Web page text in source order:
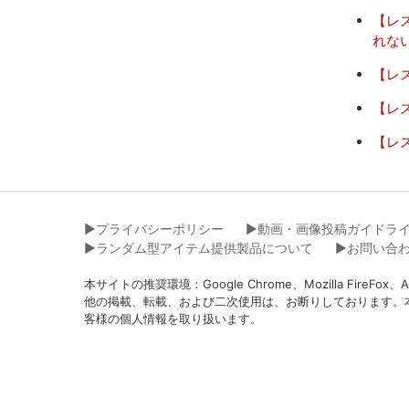
【
れな
【
【
【
▶︎プライバシーポリシー
▶︎動画・画像投稿ガイドラ
▶︎ランダム型アイテム提供製品について
▶︎お問い合
本サイトの推奨環境：Google Chrome、Mozilla FireFox、
他の掲載、転載、および二次使用は、お断りしております
客様の個人情報を取り扱います。